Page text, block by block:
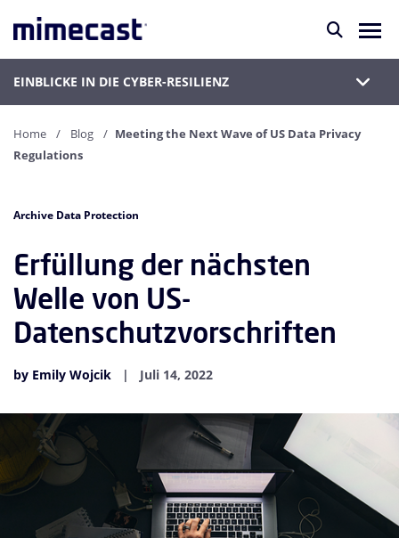
EINBLICKE IN DIE CYBER-RESILIENZ
Home Blog
Meeting the Next Wave of US Data Privacy
Regulations
Archive Data Protection
Erfüllung der nächsten
Welle von US-
Datenschutzvorschriften
by Emily Wojcik Juli 14, 2022